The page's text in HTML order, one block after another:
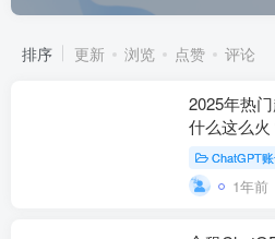
排序 更新 浏览 点赞 评论
2025年热
什么这么火
ChatGPT
1年前